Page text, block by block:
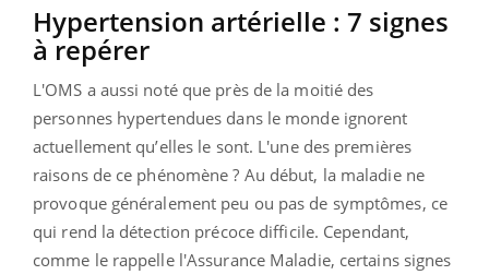
Hypertension artérielle : 7 signes
à repérer
L'OMS a aussi noté que près de la moitié des
personnes hypertendues dans le monde ignorent
actuellement qu’elles le sont. L'une des premières
raisons de ce phénomène ? Au début, la maladie ne
provoque généralement peu ou pas de symptômes, ce
qui rend la détection précoce difficile. Cependant,
comme le rappelle l'Assurance Maladie, certains signes